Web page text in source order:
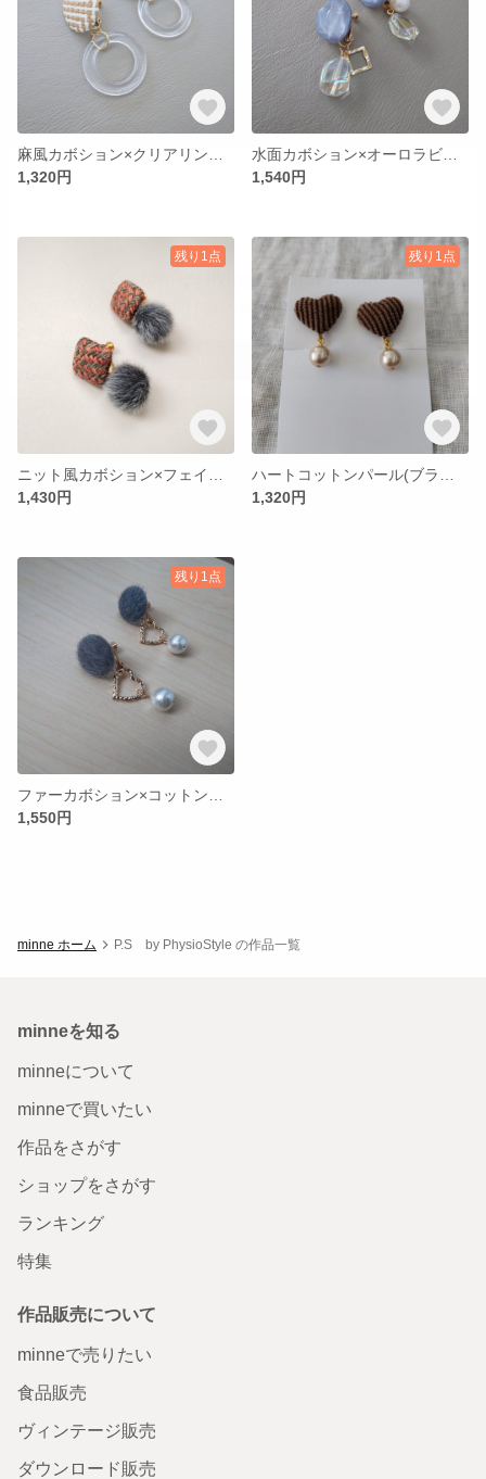
1,320円
1,540円
残り1点
1,430円
残り1点
1,320円
残り1点
1,550円
minne ホーム P.S by PhysioStyle の作品一覧
minneを知る
minneについて
minneで買いたい
作品をさがす
ショップをさがす
ランキング
特集
作品販売について
minneで売りたい
食品販売
ヴィンテージ販売
ダウンロード販売